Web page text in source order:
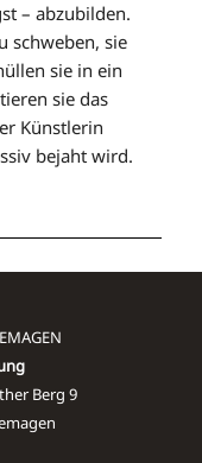
– abzubilden.
schweben, sie
sie in ein
sie das
Künstlerin
bejaht wird.
Berg 9